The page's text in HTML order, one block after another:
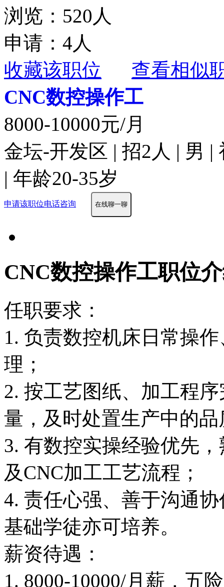
浏览：520人
申请：4人
收藏该职位
查看相似
CNC数控操作工
8000-10000元/月
金坛-开发区 | 招2人 | 男
| 年龄20-35岁
申请该职位电话咨询 在线聊一聊
CNC数控操作工职位
任职要求：
1. 负责数控机床日常操
理；
2. 按工艺图纸、加工程
量，及时处置生产中的
3. 有数控实操经验优先
及CNC加工工艺流程；
4. 责任心强、善于沟通
基础学徒亦可培养。
薪资待遇：
1. 8000-10000/月薪，五